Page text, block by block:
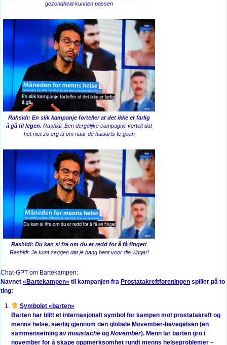
gezondheid kunnen passen
Rahsidi: En slik kampanje forteller at det ikke er farlig
å gå til legen. Rashidi: Een dergelijke campagne vertelt dat
het niet zo erg is om naar de huisarts te gaan
Rashidi: Du kan si fra om du er redd for å få finger!
Rashidi: Je kunt zeggen dat je bang bent voor die vinger!
Chat-GPT om Bartekampen:
Navnet «Bartekampen» til kampanjen fra Prostatakreftforeningen spiller på to
ting:
Symbolet «barten»
Barten har blitt et internasjonalt symbol for kampen mot prostatakreft og
menns helse, særlig gjennom den globale Movember-bevegelsen (en
sammensetning av moustache og November). Menn lar barten gro i
november for å skape oppmerksomhet rundt menns helseproblemer –